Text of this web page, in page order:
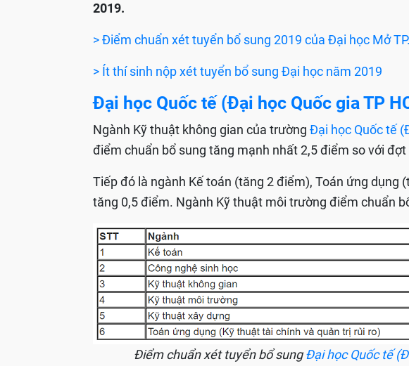
2019.
> Điểm chuẩn xét tuyển bổ sung 2019 của Đại học Mở
> Ít thí sinh nộp xét tuyển bổ sung Đại học năm 2019
Đại học Quốc tế (Đại học Quốc gia TP
Ngành Kỹ thuật không gian của trường Đại học Quốc tế
điểm chuẩn bổ sung tăng mạnh nhất 2,5 điểm so với
Tiếp đó là ngành Kế toán (tăng 2 điểm), Toán ứng dụng
tăng 0,5 điểm. Ngành Kỹ thuật môi trường điểm chuẩn
Điểm chuẩn xét tuyển bổ sungĐại học Quốc tế